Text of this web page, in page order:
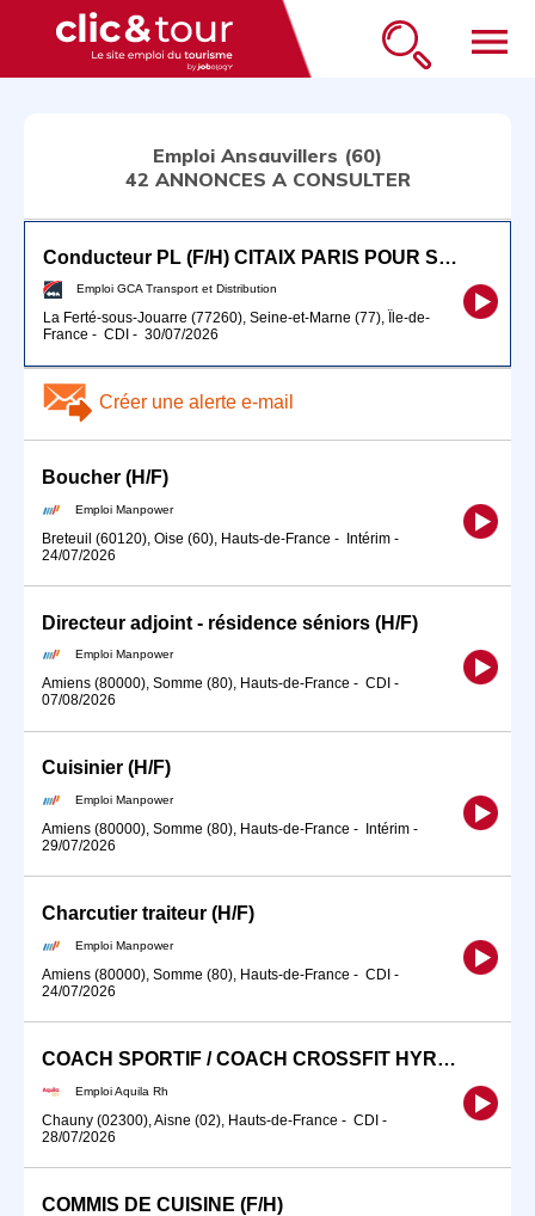
menu
Emploi Ansauvillers (60)
42 ANNONCES A CONSULTER
Conducteur PL (F/H) CITAIX PARIS POUR SEPTEMBRE 2026
Emploi GCA Transport et Distribution
La Ferté-sous-Jouarre (77260), Seine-et-Marne (77), Île-de-
France - CDI - 30/07/2026
Créer une alerte e-mail
Boucher (H/F)
Emploi Manpower
Breteuil (60120), Oise (60), Hauts-de-France - Intérim -
24/07/2026
Directeur adjoint - résidence séniors (H/F)
Emploi Manpower
Amiens (80000), Somme (80), Hauts-de-France - CDI -
07/08/2026
Cuisinier (H/F)
Emploi Manpower
Amiens (80000), Somme (80), Hauts-de-France - Intérim -
29/07/2026
Charcutier traiteur (H/F)
Emploi Manpower
Amiens (80000), Somme (80), Hauts-de-France - CDI -
24/07/2026
COACH SPORTIF / COACH CROSSFIT HYROX (H/F)
Emploi Aquila Rh
Chauny (02300), Aisne (02), Hauts-de-France - CDI -
28/07/2026
COMMIS DE CUISINE (F/H)